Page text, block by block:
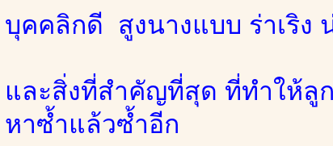
บุคคลิกดี สูงนางแบบ ร่าเริง
และสิ่งที่สำคัญที่สุด ที่ทำให้ลู
หาซ้ำแล้วซ้ำอีก